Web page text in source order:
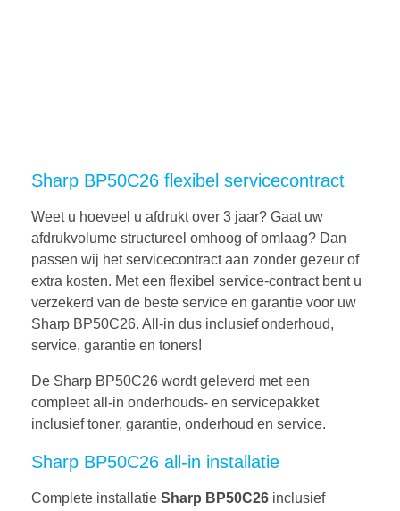
Sharp BP50C26 flexibel servicecontract
Weet u hoeveel u afdrukt over 3 jaar? Gaat uw
afdrukvolume structureel omhoog of omlaag? Dan
passen wij het servicecontract aan zonder gezeur of
extra kosten. Met een flexibel service-contract bent u
verzekerd van de beste service en garantie voor uw
Sharp BP50C26. All-in dus inclusief onderhoud,
service, garantie en toners!
De Sharp BP50C26 wordt geleverd met een
compleet all-in onderhouds- en servicepakket
inclusief toner, garantie, onderhoud en service.
Sharp BP50C26 all-in installatie
Complete installatie Sharp BP50C26 inclusief